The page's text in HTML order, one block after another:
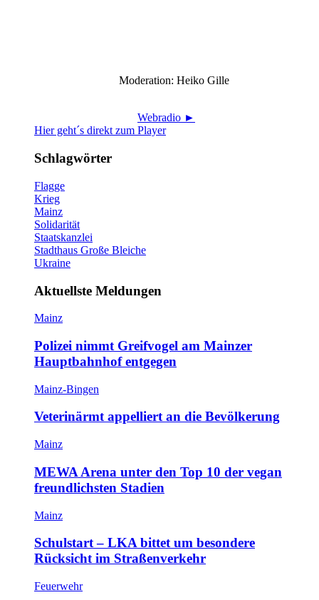
Moderation: Heiko Gille
Webradio ►
Hier geht´s direkt zum Player
Schlagwörter
Flagge
Krieg
Mainz
Solidarität
Staatskanzlei
Stadthaus Große Bleiche
Ukraine
Aktuellste Meldungen
Mainz
Polizei nimmt Greifvogel am Mainzer
Hauptbahnhof entgegen
Mainz-Bingen
Veterinärmt appelliert an die Bevölkerung
Mainz
MEWA Arena unter den Top 10 der vegan
freundlichsten Stadien
Mainz
Schulstart – LKA bittet um besondere
Rücksicht im Straßenverkehr
Feuerwehr